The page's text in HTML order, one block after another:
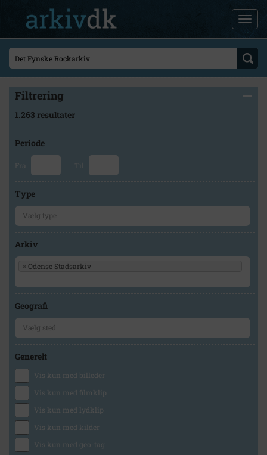
Filtrering
1.263 resultater
Periode
Fra Til
Type
Arkiv
× Odense Stadsarkiv
Geografi
Generelt
Vis kun med billeder
Vis kun med filmklip
Vis kun med lydklip
Vis kun med kilder
Vis kun med geo-tag